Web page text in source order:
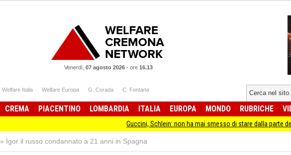
Venerdì, 07 agosto 2026 - ore 16.13
Welfare Italia Welfare Europa G. Corada C. Fontana
CREMA PIACENTINO LOMBARDIA ITALIA EUROPA MONDO RUBRICHE
Guccini, Schlein: non ha mai smesso di stare dalla parte degli ultimi
» Igor il russo condannato a 21 anni in Spagna